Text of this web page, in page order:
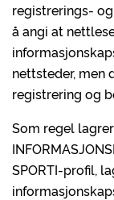
registrerings-
å angi at
nettsteder, men
registrering og
Som regel
SPORTI-profil,